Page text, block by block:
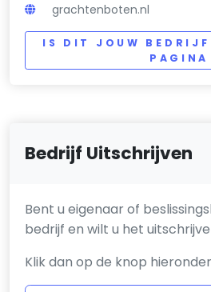
grachtenboten.nl
IS DIT JOUW
PAGINA
Bedrijf Uitschrijven
Bent u eigenaar of
bedrijf en wilt u het
Klik dan op de knop